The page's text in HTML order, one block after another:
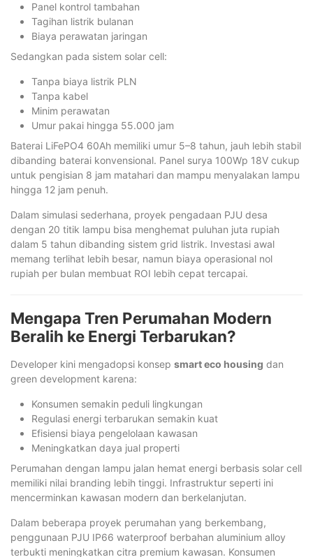
Panel kontrol tambahan
Tagihan listrik bulanan
Biaya perawatan jaringan
Sedangkan pada sistem solar cell:
Tanpa biaya listrik PLN
Tanpa kabel
Minim perawatan
Umur pakai hingga 55.000 jam
Baterai LiFePO4 60Ah memiliki umur 5–8 tahun, jauh lebih stabil
dibanding baterai konvensional. Panel surya 100Wp 18V cukup
untuk pengisian 8 jam matahari dan mampu menyalakan lampu
hingga 12 jam penuh.
Dalam simulasi sederhana, proyek pengadaan PJU desa
dengan 20 titik lampu bisa menghemat puluhan juta rupiah
dalam 5 tahun dibanding sistem grid listrik. Investasi awal
memang terlihat lebih besar, namun biaya operasional nol
rupiah per bulan membuat ROI lebih cepat tercapai.
Mengapa Tren Perumahan Modern
Beralih ke Energi Terbarukan?
Developer kini mengadopsi konsep smart eco housing dan
green development karena:
Konsumen semakin peduli lingkungan
Regulasi energi terbarukan semakin kuat
Efisiensi biaya pengelolaan kawasan
Meningkatkan daya jual properti
Perumahan dengan lampu jalan hemat energi berbasis solar cell
memiliki nilai branding lebih tinggi. Infrastruktur seperti ini
mencerminkan kawasan modern dan berkelanjutan.
Dalam beberapa proyek perumahan yang berkembang,
penggunaan PJU IP66 waterproof berbahan aluminium alloy
terbukti meningkatkan citra premium kawasan. Konsumen